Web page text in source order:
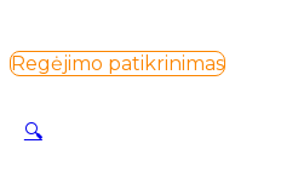
Regėjimo patikrinimas
🔍